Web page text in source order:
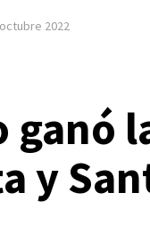
2022
ganó
y